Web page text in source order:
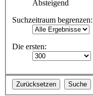
Absteigend
Suchzeitraum begrenzen:
Die ersten: